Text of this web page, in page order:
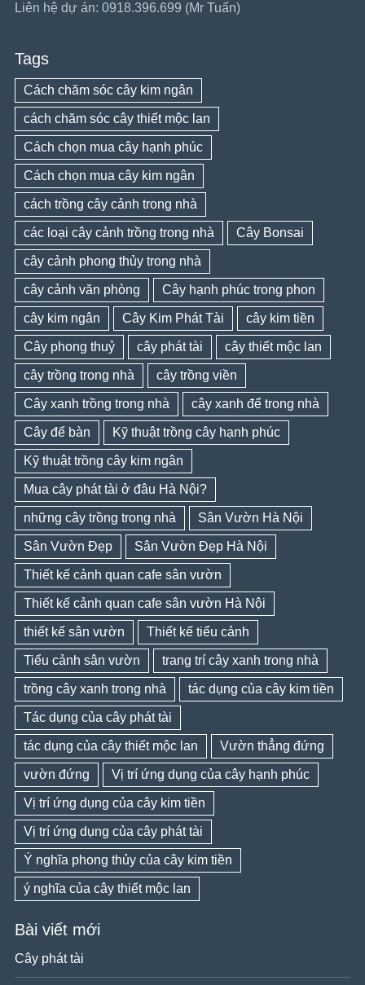
Liên hệ dự án: 0918.396.699 (Mr Tuấn)
Tags
Cách chăm sóc cây kim ngân
cách chăm sóc cây thiết mộc lan
Cách chọn mua cây hạnh phúc
Cách chọn mua cây kim ngân
cách trồng cây cảnh trong nhà
các loại cây cảnh trồng trong nhà Cây Bonsai
cây cảnh phong thủy trong nhà
cây cảnh văn phòng Cây hạnh phúc trong phon
cây kim ngân Cây Kim Phát Tài cây kim tiền
Cây phong thuỷ cây phát tài cây thiết mộc lan
cây trồng trong nhà cây trồng viền
Cây xanh trồng trong nhà cây xanh để trong nhà
Cây để bàn Kỹ thuật trồng cây hạnh phúc
Kỹ thuật trồng cây kim ngân
Mua cây phát tài ở đâu Hà Nội?
những cây trồng trong nhà Sân Vườn Hà Nội
Sân Vườn Đẹp Sân Vườn Đẹp Hà Nội
Thiết kế cảnh quan cafe sân vườn
Thiết kế cảnh quan cafe sân vườn Hà Nội
thiết kế sân vườn Thiết kế tiểu cảnh
Tiểu cảnh sân vườn trang trí cây xanh trong nhà
trồng cây xanh trong nhà tác dụng của cây kim tiền
Tác dụng của cây phát tài
tác dụng của cây thiết mộc lan Vườn thẳng đứng
vườn đứng Vị trí ứng dụng của cây hạnh phúc
Vị trí ứng dụng của cây kim tiền
Vị trí ứng dụng của cây phát tài
Ý nghĩa phong thủy của cây kim tiền
ý nghĩa của cây thiết mộc lan
Bài viết mới
Cây phát tài